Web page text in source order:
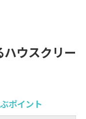
ウスクリー
ポイント